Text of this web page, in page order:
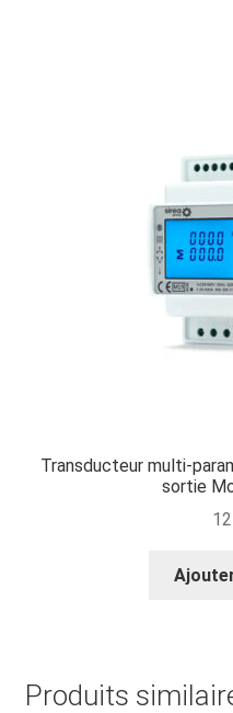
Transducteur multi-
sortie
Produits